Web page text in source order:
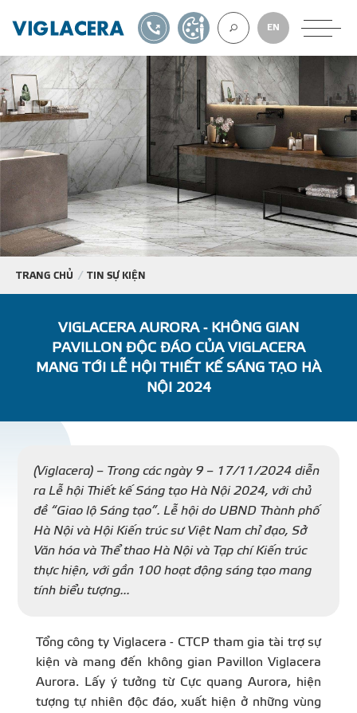
VỀ CHÚNG
GẠCH ỐP LÁT
BÊ TÔNG KHÍ
THƯ
TIN SỰ KIỆN
LIÊN HỆ - TƯ
EN
1900561582TỰ THIẾT KẾ
TRANG CHỦ TIN SỰ KIỆN
VIGLACERA AURORA - KHÔNG GIAN
PAVILLON ĐỘC ĐÁO CỦA VIGLACERA
MANG TỚI LỄ HỘI THIẾT KẾ SÁNG TẠO HÀ
NỘI 2024
(Viglacera) – Trong các ngày 9 – 17/11/2024 diễn
ra Lễ hội Thiết kế Sáng tạo Hà Nội 2024, với chủ
đề “Giao lộ Sáng tạo”. Lễ hội do UBND Thành phố
Hà Nội và Hội Kiến trúc sư Việt Nam chỉ đạo, Sở
Văn hóa và Thể thao Hà Nội và Tạp chí Kiến trúc
thực hiện, với gần 100 hoạt động sáng tạo mang
tính biểu tượng...
Tổng công ty Viglacera - CTCP tham gia tài trợ sự
kiện và mang đến không gian Pavillon Viglacera
Aurora. Lấy ý tưởng từ Cực quang Aurora, hiện
tượng tự nhiên độc đáo, xuất hiện ở những vùng